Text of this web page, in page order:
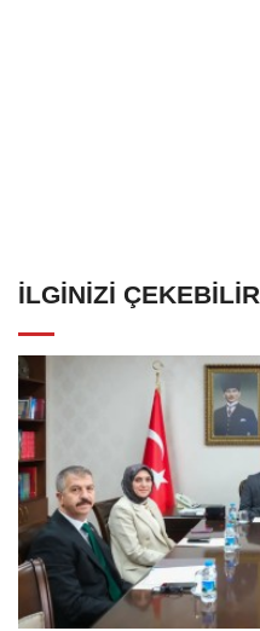
İLGINIZI ÇEKEBILIR